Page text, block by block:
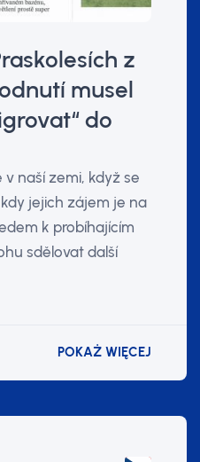
z
musel
do
naší zemi, když se
jejich zájem je na
k probíhajícím
sdělovat další
POKAŻ WIĘCEJ